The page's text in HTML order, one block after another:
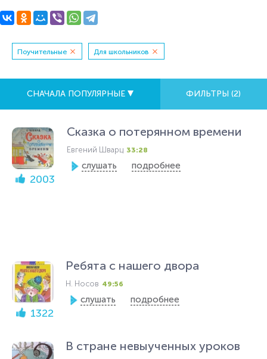
Поучительные Для школьников
СНАЧАЛА ПОПУЛЯРНЫЕ ФИЛЬТРЫ (2)
2003
Сказка о потерянном времени
Евгений Шварц 33:28
слушать подробнее
1322
Ребята с нашего двора
Н. Носов 49:56
слушать подробнее
В стране невыученных уроков